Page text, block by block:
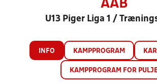
AAB
U13 Piger Liga 1 /
INFO KAMPPROGRAM
KAMPPROGRAM FOR